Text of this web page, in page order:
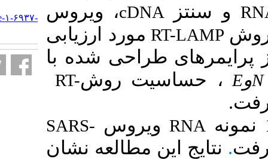
cDNA ، ویروس
مورد ارزیابی
طراحی شده با
روشRT-
SARS-
مطالعه نشان
http://sjku.muk.ac.ir/article-۱-۶۹۳۷-